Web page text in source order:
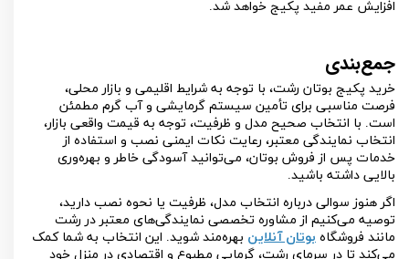
افزایش عمر مفید پکیج خواهد شد.
جمع‌بندی
خرید پکیج بوتان رشت، با توجه به شرایط اقلیمی و بازار محلی،
فرصت مناسبی برای تأمین سیستم گرمایشی و آب گرم مطمئن
است. با انتخاب صحیح مدل و ظرفیت، توجه به قیمت واقعی بازار،
انتخاب نمایندگی معتبر، رعایت نکات ایمنی نصب و استفاده از
خدمات پس از فروش بوتان، می‌توانید آسودگی خاطر و بهره‌وری
بالایی داشته باشید.
اگر هنوز سوالی درباره انتخاب مدل، ظرفیت یا نحوه نصب دارید،
توصیه می‌کنیم از مشاوره تخصصی نمایندگی‌های معتبر در رشت
مانند فروشگاه بوتان آنلاین بهره‌مند شوید. این انتخاب به شما کمک
می‌کند تا در سرمای رشت، گرمایی مطبوع و اقتصادی در منزل خود